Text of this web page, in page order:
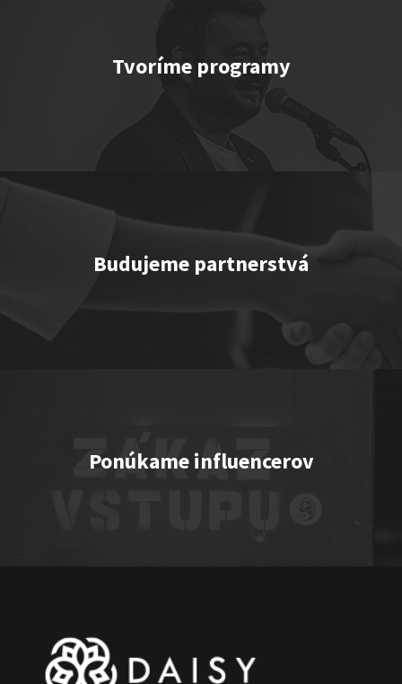
TEMNÉ KECY
Jerry Veľmajster Szabo
"Triple M” or "Ingolštat TRIO”
Čekovský
Tvoríme programy
Budujeme partnerstvá
Ponúkame influencerov